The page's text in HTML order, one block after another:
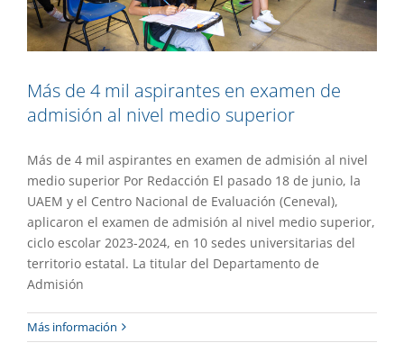
Más de 4 mil aspirantes en examen de
admisión al nivel medio superior
Más de 4 mil aspirantes en examen de admisión al nivel
medio superior Por Redacción El pasado 18 de junio, la
UAEM y el Centro Nacional de Evaluación (Ceneval),
aplicaron el examen de admisión al nivel medio superior,
ciclo escolar 2023-2024, en 10 sedes universitarias del
territorio estatal. La titular del Departamento de
Admisión
Más información
Destacan aportaciones del posgrado
del CIByC a la biodiversidad y